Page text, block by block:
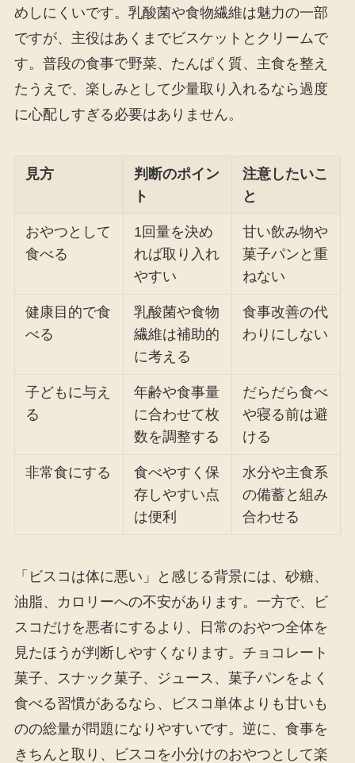
めしにくいです。乳酸菌や食物繊維は魅力の一部
ですが、主役はあくまでビスケットとクリームで
す。普段の食事で野菜、たんぱく質、主食を整え
たうえで、楽しみとして少量取り入れるなら過度
に心配しすぎる必要はありません。
見方
判断のポイン
ト
注意したいこ
と
おやつとして
食べる
1回量を決め
れば取り入れ
やすい
甘い飲み物や
菓子パンと重
ねない
健康目的で食
べる
乳酸菌や食物
繊維は補助的
に考える
食事改善の代
わりにしない
子どもに与え
る
年齢や食事量
に合わせて枚
数を調整する
だらだら食べ
や寝る前は避
ける
非常食にする
食べやすく保
存しやすい点
は便利
水分や主食系
の備蓄と組み
合わせる
「ビスコは体に悪い」と感じる背景には、砂糖、
油脂、カロリーへの不安があります。一方で、ビ
スコだけを悪者にするより、日常のおやつ全体を
見たほうが判断しやすくなります。チョコレート
菓子、スナック菓子、ジュース、菓子パンをよく
食べる習慣があるなら、ビスコ単体よりも甘いも
のの総量が問題になりやすいです。逆に、食事を
きちんと取り、ビスコを小分けのおやつとして楽